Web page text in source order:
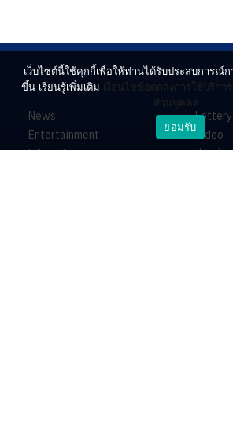
News
Entertainment
Lifestyle
Lottery
Video
ร่วมด้ว
เว็บไซต์นี้ใช้คุกกี้เพื่อให้ท่านได้รับประสบการณ์ก
ขึ้น เรียนรู้เพิ่มเติม เงื่อนไขข้อตกลงการใช้บริการ
ส่วนบุคคล
ยอมรับ